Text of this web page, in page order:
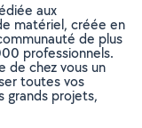
aux
matériel, créée en
de plus
professionnels.
de chez vous un
toutes vos
grands projets,